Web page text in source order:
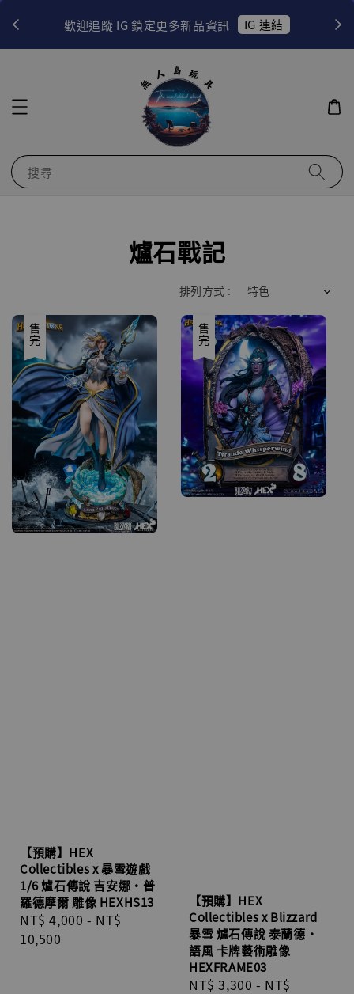
歡迎追蹤 IG 鎖定更多新品資訊 IG 連結
搜尋
爐石戰記
排列方式 :
售完
【預購】HEX
Collectibles x 暴雪遊戲
1/6 爐石傳說 吉安娜•普
羅德摩爾 雕像 HEXHS13
Regular
price
NT$ 4,000 - NT$
10,500
售完
【預購】HEX
Collectibles x Blizzard
暴雪 爐石傳說 泰蘭德•
語風 卡牌藝術雕像
HEXFRAME03
Regular
NT$ 3,300 - NT$